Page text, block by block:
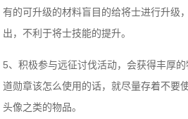
有的可升级的材料盲目的给将士进行升级
出，不利于将士技能的提升。
5、积极参与远征讨伐活动，会获得丰厚
道勋章该怎么使用的话，就尽量存着不要
头像之类的物品。